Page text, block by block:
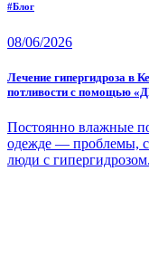
#Блог
08/06/2026
Лечение гипергидроза в
потливости с помощью
Постоянно влажные
одежде — проблемы, с
люди с гипергидрозом.